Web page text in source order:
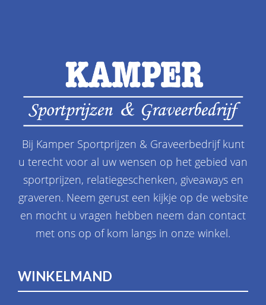
Bij Kamper Sportprijzen & Graveerbedrijf kunt
u terecht voor al uw wensen op het gebied van
sportprijzen, relatiegeschenken, giveaways en
graveren. Neem gerust een kijkje op de website
en mocht u vragen hebben neem dan contact
met ons op of kom langs in onze winkel.
WINKELMAND